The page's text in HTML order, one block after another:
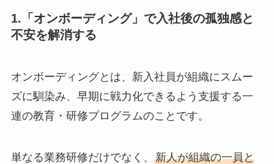
1.「オンボーディング」で入社後の孤独感と
不安を解消する
オンボーディングとは、新入社員が組織にスムー
ズに馴染み、早期に戦力化できるよう支援する一
連の教育・研修プログラムのことです。
単なる業務研修だけでなく、 新人が組織の一員と